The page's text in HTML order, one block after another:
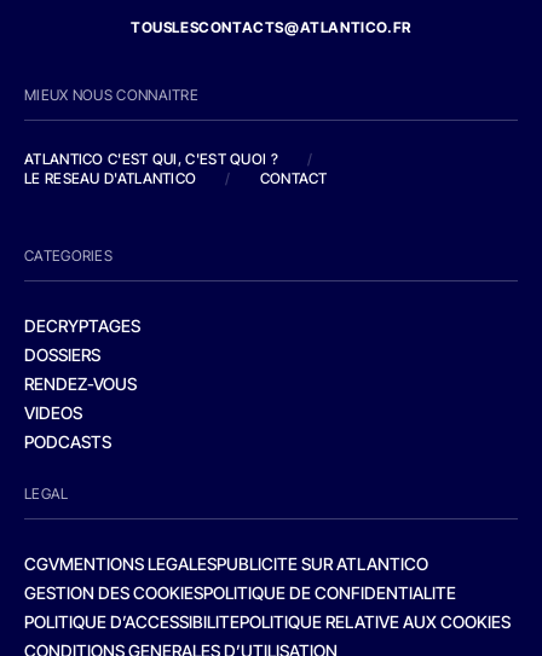
TOUSLESCONTACTS@ATLANTICO.FR
MIEUX NOUS CONNAITRE
ATLANTICO C'EST QUI, C'EST QUOI ?
/
LE RESEAU D'ATLANTICO
/ CONTACT
CATEGORIES
DECRYPTAGES
DOSSIERS
RENDEZ-VOUS
VIDEOS
PODCASTS
LEGAL
CGVMENTIONS LEGALESPUBLICITE SUR ATLANTICO
GESTION DES COOKIESPOLITIQUE DE CONFIDENTIALITE
POLITIQUE D’ACCESSIBILITEPOLITIQUE RELATIVE AUX COOKIES
CONDITIONS GENERALES D’UTILISATION